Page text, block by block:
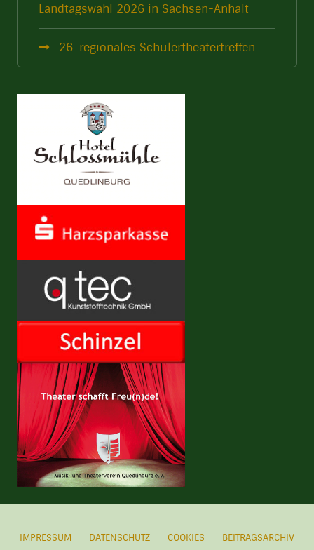
Landtagswahl 2026 in Sachsen-Anhalt
26. regionales Schülertheatertreffen
IMPRESSUM DATENSCHUTZ COOKIES
BEITRAGSARCHIV